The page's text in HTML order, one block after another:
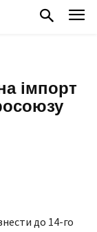
імпорт
до 14-го